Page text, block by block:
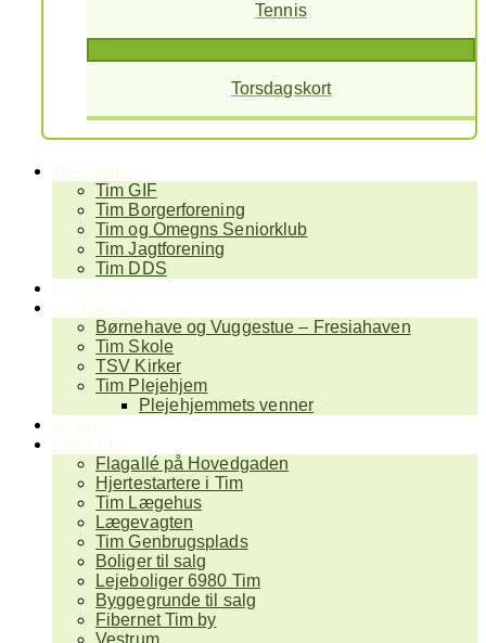
Tennis
Torsdagskort
Tim GIF
Tim Borgerforening
Tim og Omegns Seniorklub
Tim Jagtforening
Tim DDS
Børnehave og Vuggestue – Fresiahaven
Tim Skole
TSV Kirker
Tim Plejehjem
Plejehjemmets venner
Flagallé på Hovedgaden
Hjertestartere i Tim
Tim Lægehus
Lægevagten
Tim Genbrugsplads
Boliger til salg
Lejeboliger 6980 Tim
Byggegrunde til salg
Fibernet Tim by